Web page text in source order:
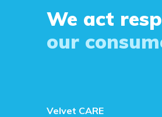
We act
our
Velvet CARE